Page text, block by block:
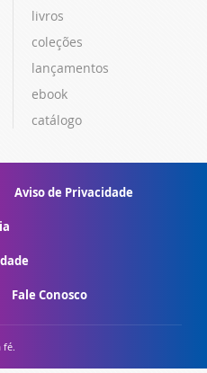
livros
coleções
lançamentos
ebook
catálogo
Aviso de Privacidade
Fale Conosco